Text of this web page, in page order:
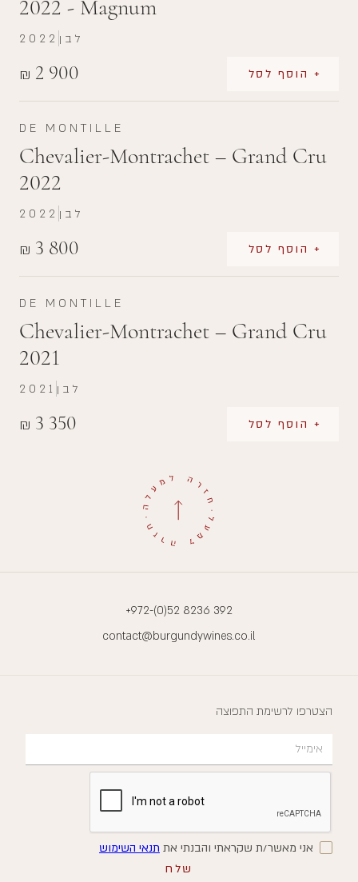
2022 - Magnum
₪ 2 900 + הוסף לסל
2022 לבן
DE MONTILLE
Chevalier-Montrachet – Grand Cru
2022
₪ 3 800 + הוסף לסל
2022 לבן
DE MONTILLE
Chevalier-Montrachet – Grand Cru
2021
₪ 3 350 + הוסף לסל
2021 לבן
+972-(0)52 8236 392
contact@burgundywines.co.il
הצטרפו לרשימת התפוצה
אני מאשר/ת שקראתי והבנתי את תנאי השימוש